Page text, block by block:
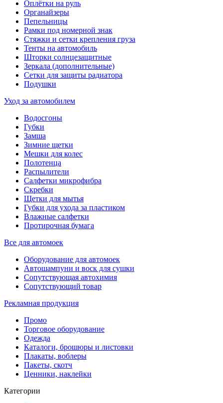
Оплётки на руль
Органайзеры
Пепельницы
Рамки под номерной знак
Стяжки и сетки крепления груза
Тенты на автомобиль
Шторки солнцезащитные
Зеркала (дополнительные)
Сетки для защиты радиатора
Подушки
Уход за автомобилем
Водосгоны
Губки
Замша
Зимние щетки
Мешки для колес
Полотенца
Распылители
Салфетки микрофибра
Скребки
Щетки для мытья
Губки для ухода за пластиком
Влажные салфетки
Протирочная бумага
Все для автомоек
Оборудование для автомоек
Автошампуни и воск для сушки
Сопутствующая автохимия
Сопутствующий товар
Рекламная продукция
Промо
Торговое оборудование
Одежда
Каталоги, брошюры и листовки
Плакаты, воблеры
Пакеты, скотч
Ценники, наклейки
Категории